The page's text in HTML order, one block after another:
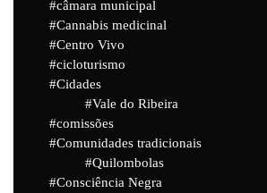
câmara municipal
Cannabis medicinal
Centro Vivo
cicloturismo
Cidades
Vale do Ribeira
comissões
Comunidades tradicionais
Quilombolas
Consciência Negra